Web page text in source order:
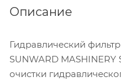
Описание
Гидравлический
SUNWARD
очистки